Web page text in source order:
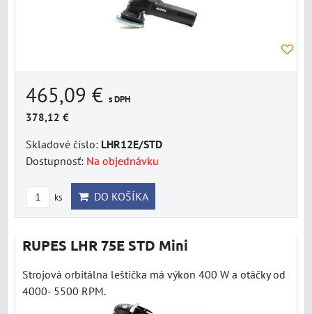
465,09 € s DPH
378,12 €
Skladové číslo: LHR12E/STD
Dostupnosť: Na objednávku
ks DO KOŠÍKA
RUPES LHR 75E STD Mini
Strojová orbitálna leštička má výkon 400 W a otáčky od
4000- 5500 RPM.